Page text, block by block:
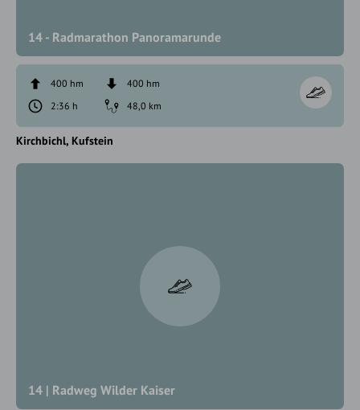
14 - Radmarathon Panoramarunde
400 hm
400 hm
2:36 h
48,0 km
Kirchbichl Kufstein
14 | Radweg Wilder Kaiser